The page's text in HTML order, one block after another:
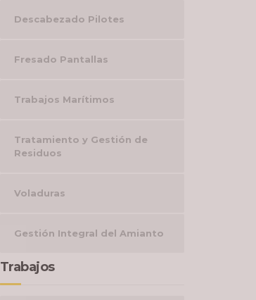
Descabezado Pilotes
Fresado Pantallas
Trabajos Marítimos
Tratamiento y Gestión de
Residuos
Voladuras
Gestión Integral del Amianto
Trabajos